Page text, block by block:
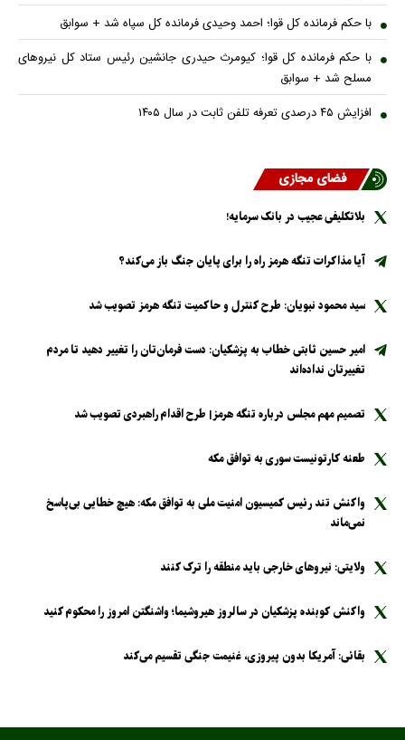
با حکم فرمانده کل قوا؛ احمد وحیدی فرمانده کل سپاه شد + سوابق
با حکم فرمانده کل قوا؛ کیومرث حیدری جانشین رئیس ستاد کل نیروهای
مسلح شد + سوابق
افزایش ۴۵ درصدی تعرفه تلفن ثابت در سال ۱۴۰۵
فضای مجازی
بلاتکلیفی عجیب در بانک سرمایه!
آیا مذاکرات تنگه هرمز راه را برای پایان جنگ باز می‌کند؟
سید محمود نبویان: طرح کنترل و حاکمیت تنگه هرمز تصویب شد
امیر حسین ثابتی خطاب به پزشکیان: دست فرمان‌تان را تغییر دهید تا مردم
تغییرتان نداده‌اند
تصمیم مهم مجلس درباره تنگه هرمز| طرح اقدام راهبردی تصویب شد
طعنه کارتونیست سوری به توافق مکه
واکنش تند رئیس کمیسیون امنیت ملی به توافق مکه: هیچ خطایی بی‌پاسخ
نمی‌ماند
ولایتی: نیرو‌های خارجی باید منطقه را ترک کنند
واکنش کوبنده پزشکیان در سالروز هیروشیما؛ واشنگتن امروز را محکوم کنید
بقائی: آمریکا بدون پیروزی، غنیمت جنگی تقسیم می‌کند